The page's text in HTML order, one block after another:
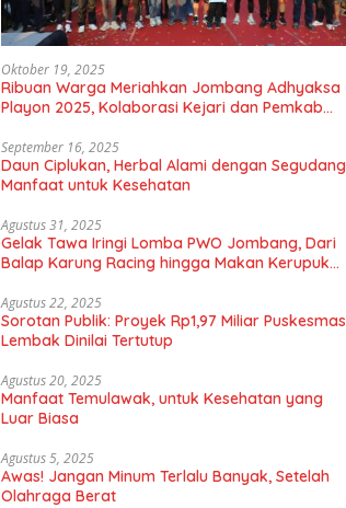
Oktober 19, 2025
Ribuan Warga Meriahkan Jombang Adhyaksa
Playon 2025, Kolaborasi Kejari dan Pemkab
September 16, 2025
Daun Ciplukan, Herbal Alami dengan Segudang
Manfaat untuk Kesehatan
Agustus 31, 2025
Gelak Tawa Iringi Lomba PWO Jombang, Dari
Balap Karung Racing hingga Makan Kerupuk
Agustus 22, 2025
Sorotan Publik: Proyek Rp1,97 Miliar Puskesmas
Lembak Dinilai Tertutup
Agustus 20, 2025
Manfaat Temulawak, untuk Kesehatan yang
Luar Biasa
Agustus 5, 2025
Awas! Jangan Minum Terlalu Banyak, Setelah
Olahraga Berat